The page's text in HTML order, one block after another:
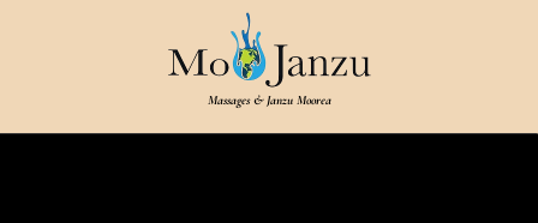
Massages & Janzu Moorea